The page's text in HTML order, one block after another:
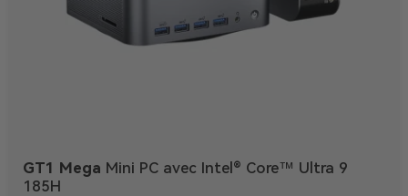
GT1 Mega Mini PC avec Intel® Core™ Ultra 9
185H